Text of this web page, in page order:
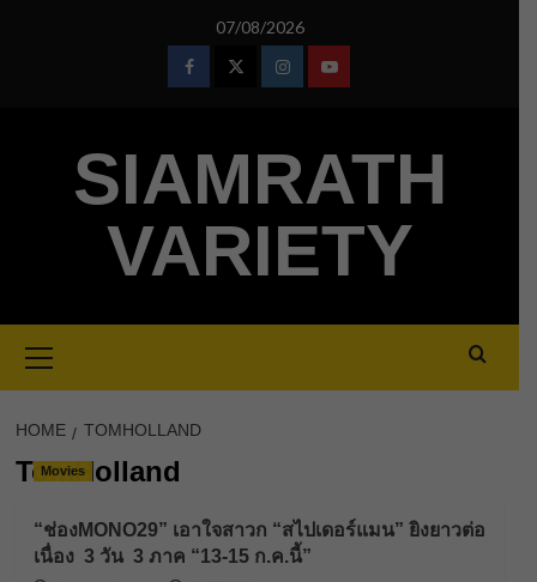
07/08/2026
FacebookTwitterInstagramYoutube
SIAMRATH
VARIETY
Menu
HOME TOMHOLLAND
TomHolland
Movies
“ช่องMONO29” เอาใจสาวก “สไปเดอร์แมน” ยิงยาวต่อ
เนื่อง 3 วัน 3 ภาค “13-15 ก.ค.นี้”